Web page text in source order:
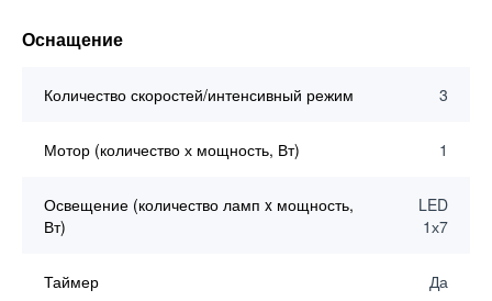
Оснащение
Количество скоростей/интенсивный режим 3
Мотор (количество х мощность, Вт) 1
Освещение (количество ламп x мощность,
Вт)
LED
1х7
Таймер Да